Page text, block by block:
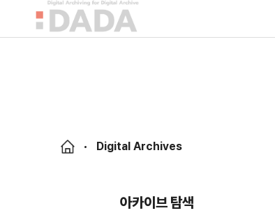
Digital Archives
아카이브 탐색